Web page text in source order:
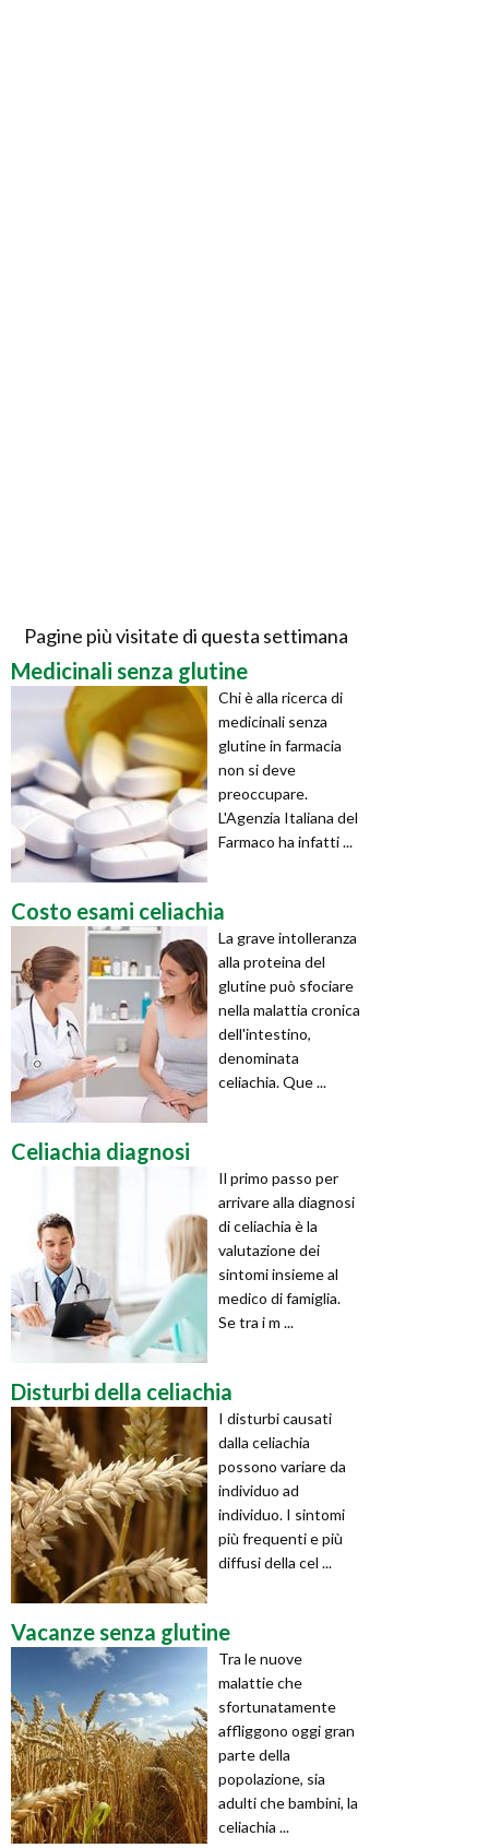
Pagine più visitate di questa settimana
Medicinali senza glutine
Chi è alla ricerca di
medicinali senza
glutine in farmacia
non si deve
preoccupare.
L'Agenzia Italiana del
Farmaco ha infatti ...
Costo esami celiachia
La grave intolleranza
alla proteina del
glutine può sfociare
nella malattia cronica
dell'intestino,
denominata
celiachia. Que ...
Celiachia diagnosi
Il primo passo per
arrivare alla diagnosi
di celiachia è la
valutazione dei
sintomi insieme al
medico di famiglia.
Se tra i m ...
Disturbi della celiachia
I disturbi causati
dalla celiachia
possono variare da
individuo ad
individuo. I sintomi
più frequenti e più
diffusi della cel ...
Vacanze senza glutine
Tra le nuove
malattie che
sfortunatamente
affliggono oggi gran
parte della
popolazione, sia
adulti che bambini, la
celiachia ...